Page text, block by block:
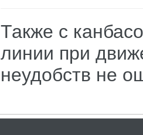
Также с
линии при
неудобств не